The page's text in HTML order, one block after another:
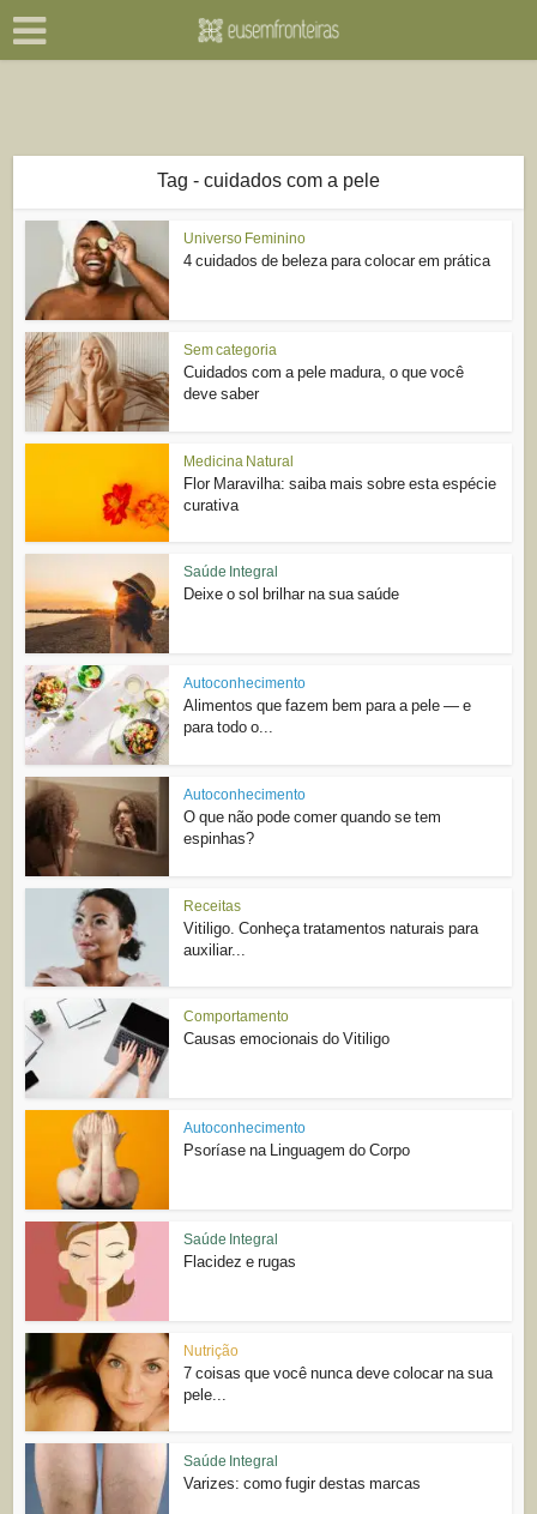
Tag - cuidados com a pele
Universo Feminino
4 cuidados de beleza para colocar em prática
Sem categoria
Cuidados com a pele madura, o que você
deve saber
Medicina Natural
Flor Maravilha: saiba mais sobre esta espécie
curativa
Saúde Integral
Deixe o sol brilhar na sua saúde
Autoconhecimento
Alimentos que fazem bem para a pele — e
para todo o...
Autoconhecimento
O que não pode comer quando se tem
espinhas?
Receitas
Vitiligo. Conheça tratamentos naturais para
auxiliar...
Comportamento
Causas emocionais do Vitiligo
Autoconhecimento
Psoríase na Linguagem do Corpo
Saúde Integral
Flacidez e rugas
Nutrição
7 coisas que você nunca deve colocar na sua
pele...
Saúde Integral
Varizes: como fugir destas marcas